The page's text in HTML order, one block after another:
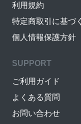
利用規約
特定商取引に基づ
個人情報保護方針
SUPPORT
ご利用ガイド
よくある質問
お問い合わせ